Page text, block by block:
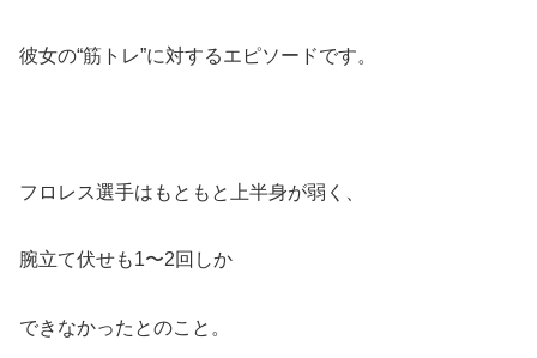
彼女の“筋トレ”に対するエピソードです。
フロレス選手はもともと上半身が弱く、
腕立て伏せも1〜2回しか
できなかったとのこと。